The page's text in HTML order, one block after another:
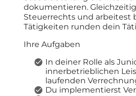
dokumentieren.
Steuerrechts und arbeitest
Tätigkeiten runden dein
Ihre Aufgaben
In deiner Rolle als
innerbetrieblichen
laufenden
Du implementierst